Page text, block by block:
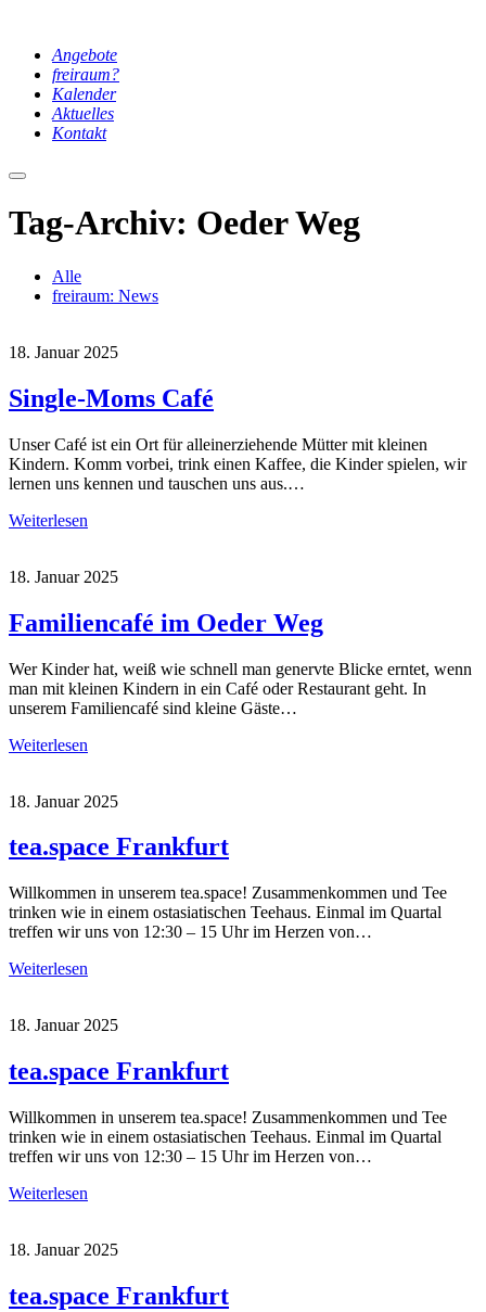
Angebote
freiraum?
Kalender
Aktuelles
Kontakt
Hauptmenü
Tag-Archiv: Oeder Weg
Alle
freiraum: News
18. Januar 2025
Single-Moms Café
Unser Café ist ein Ort für alleinerziehende Mütter mit kleinen
Kindern. Komm vorbei, trink einen Kaffee, die Kinder spielen, wir
lernen uns kennen und tauschen uns aus.…
Weiterlesen
18. Januar 2025
Familiencafé im Oeder Weg
Wer Kinder hat, weiß wie schnell man genervte Blicke erntet, wenn
man mit kleinen Kindern in ein Café oder Restaurant geht. In
unserem Familiencafé sind kleine Gäste…
Weiterlesen
18. Januar 2025
tea.space Frankfurt
Willkommen in unserem tea.space! Zusammenkommen und Tee
trinken wie in einem ostasiatischen Teehaus. Einmal im Quartal
treffen wir uns von 12:30 – 15 Uhr im Herzen von…
Weiterlesen
18. Januar 2025
tea.space Frankfurt
Willkommen in unserem tea.space! Zusammenkommen und Tee
trinken wie in einem ostasiatischen Teehaus. Einmal im Quartal
treffen wir uns von 12:30 – 15 Uhr im Herzen von…
Weiterlesen
18. Januar 2025
tea.space Frankfurt